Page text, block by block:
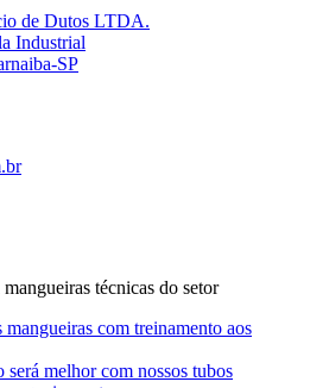
de Dutos LTDA.
Industrial
SP
técnicas do setor
mangueiras com treinamento aos
será melhor com nossos tubos